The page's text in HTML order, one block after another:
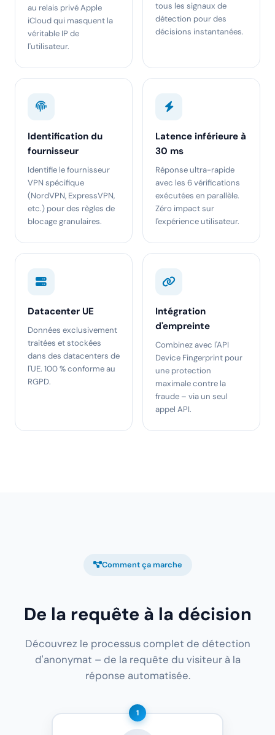
au relais privé Apple
iCloud qui masquent la
véritable IP de
l'utilisateur.
tous les signaux de
détection pour des
décisions instantanées.
Identification du
fournisseur
Identifie le fournisseur
VPN spécifique
(NordVPN, ExpressVPN,
etc.) pour des règles de
blocage granulaires.
Latence inférieure à
30 ms
Réponse ultra-rapide
avec les 6 vérifications
exécutées en parallèle.
Zéro impact sur
l'expérience utilisateur.
Datacenter UE
Données exclusivement
traitées et stockées
dans des datacenters de
l'UE. 100 % conforme au
RGPD.
Intégration
d'empreinte
Combinez avec l'API
Device Fingerprint pour
une protection
maximale contre la
fraude – via un seul
appel API.
Comment ça marche
De la requête à la décision
Découvrez le processus complet de détection
d'anonymat – de la requête du visiteur à la
réponse automatisée.
1